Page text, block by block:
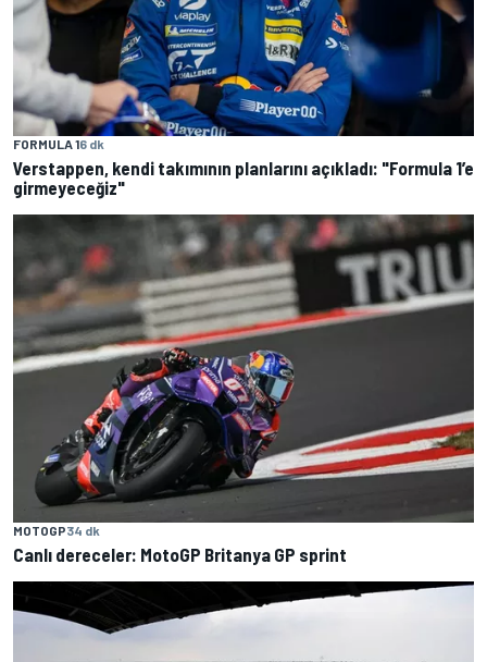
FORMULA 16 dk
Verstappen, kendi takımının planlarını açıkladı: "Formula 1’e
girmeyeceğiz"
MOTOGP34 dk
Canlı dereceler: MotoGP Britanya GP sprint